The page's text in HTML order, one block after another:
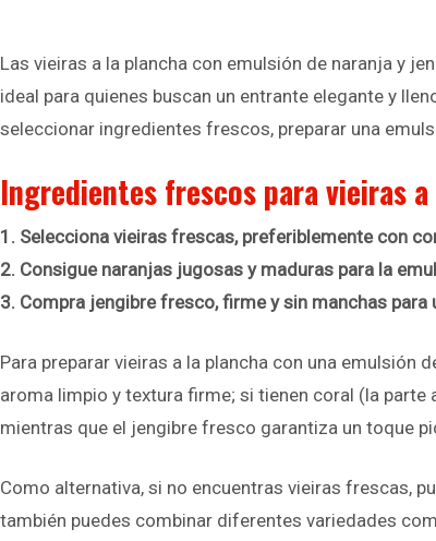
Las vieiras a la plancha con emulsión de naranja y
ideal para quienes buscan un entrante elegante y
seleccionar ingredientes frescos, preparar una
Ingredientes frescos para vieiras
1. Selecciona vieiras frescas, preferiblemente con
2. Consigue naranjas jugosas y maduras para la
3. Compra jengibre fresco, firme y sin manchas para
Para preparar vieiras a la plancha con una emulsión
aroma limpio y textura firme; si tienen coral (la
mientras que el jengibre fresco garantiza un toque
Como alternativa, si no encuentras vieiras frescas,
también puedes combinar diferentes variedades